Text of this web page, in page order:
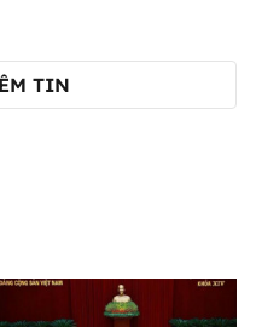
TIN